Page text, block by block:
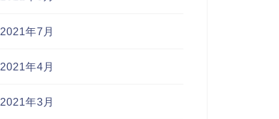
2021年7月
2021年4月
2021年3月